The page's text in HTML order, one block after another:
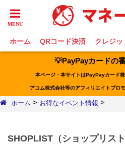
ホーム QRコード決済 クレジッ
💡PayPayカードの
本ページ・本サイトはPayPayカード
アコム株式会社等のアフィリエイトプロ
ホーム > お得なイベント情報 >
SHOPLIST（ショップリス